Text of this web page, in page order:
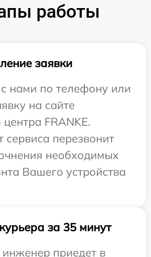
работы
заявки
нами по телефону или
на сайте
FRANKE.
сервиса перезвонит
необходимых
Вашего устройства
за 35 минут
приедет в